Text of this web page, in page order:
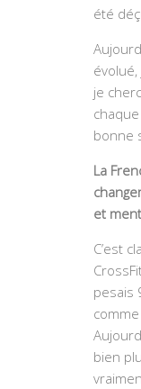
été
je
bonne
La
et
C’est
pesais
bien